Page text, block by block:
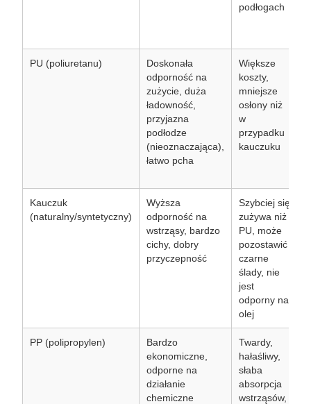
podłogach
PU (poliuretanu)
Doskonała
odporność na
zużycie, duża
ładowność,
przyjazna
podłodze
(nieoznaczająca),
łatwo pcha
Większe
koszty,
mniejsze
osłony niż
w
przypadku
kauczuku
Kauczuk
(naturalny/syntetyczny)
Wyższa
odporność na
wstrząsy, bardzo
cichy, dobry
przyczepność
Szybciej się
zużywa niż
PU, może
pozostawić
czarne
ślady, nie
jest
odporny na
olej
PP (polipropylen)
Bardzo
ekonomiczne,
odporne na
działanie
chemiczne
Twardy,
hałaśliwy,
słaba
absorpcja
wstrząsów,